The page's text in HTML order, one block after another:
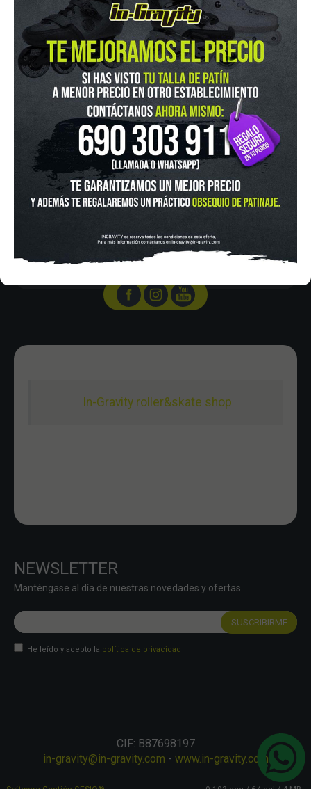
In-Gravity roller&skate shop
IN-GRAVITY MADRID RETIRO
Pza. Mariano de Cavia, 2
Tel.:915 524 553
in-gravity@in-gravity.com
Sabado De 10:00 - 20:30
NEWSLETTER
Manténgase al día de nuestras novedades y ofertas
He leído y acepto la política de privacidad
CIF: B87698197
in-gravity@in-gravity.com - www.in-gravity.com